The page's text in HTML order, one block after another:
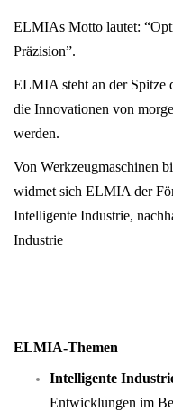
ELMIAs Motto lautet:
Präzision”.
ELMIA steht an der Spitze
die Innovationen von
werden.
Von Werkzeugmaschinen
widmet sich ELMIA der
Intelligente Industrie,
Industrie
ELMIA-Themen
Intelligente
Entwicklungen im